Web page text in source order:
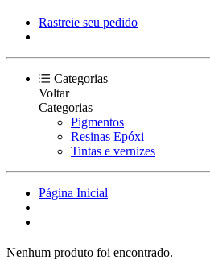
Rastreie seu pedido
Categorias
Voltar
Categorias
Pigmentos
Resinas Epóxi
Tintas e vernizes
Página Inicial
Nenhum produto foi encontrado.